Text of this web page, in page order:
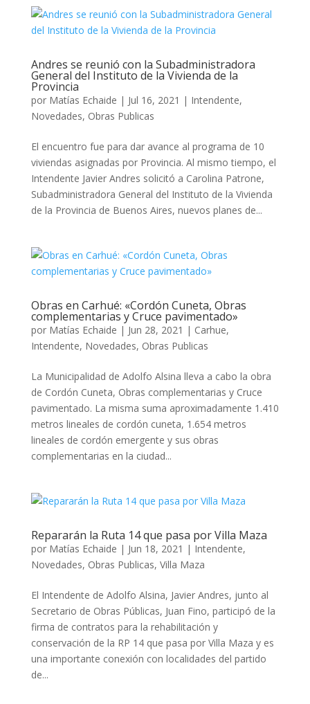
Andres se reunió con la Subadministradora
General del Instituto de la Vivienda de la
Provincia
por Matías Echaide | Jul 16, 2021 | Intendente,
Novedades, Obras Publicas
El encuentro fue para dar avance al programa de 10
viviendas asignadas por Provincia. Al mismo tiempo, el
Intendente Javier Andres solicitó a Carolina Patrone,
Subadministradora General del Instituto de la Vivienda
de la Provincia de Buenos Aires, nuevos planes de...
Obras en Carhué: «Cordón Cuneta, Obras
complementarias y Cruce pavimentado»
por Matías Echaide | Jun 28, 2021 | Carhue,
Intendente, Novedades, Obras Publicas
La Municipalidad de Adolfo Alsina lleva a cabo la obra
de Cordón Cuneta, Obras complementarias y Cruce
pavimentado. La misma suma aproximadamente 1.410
metros lineales de cordón cuneta, 1.654 metros
lineales de cordón emergente y sus obras
complementarias en la ciudad...
Repararán la Ruta 14 que pasa por Villa Maza
por Matías Echaide | Jun 18, 2021 | Intendente,
Novedades, Obras Publicas, Villa Maza
El Intendente de Adolfo Alsina, Javier Andres, junto al
Secretario de Obras Públicas, Juan Fino, participó de la
firma de contratos para la rehabilitación y
conservación de la RP 14 que pasa por Villa Maza y es
una importante conexión con localidades del partido
de...